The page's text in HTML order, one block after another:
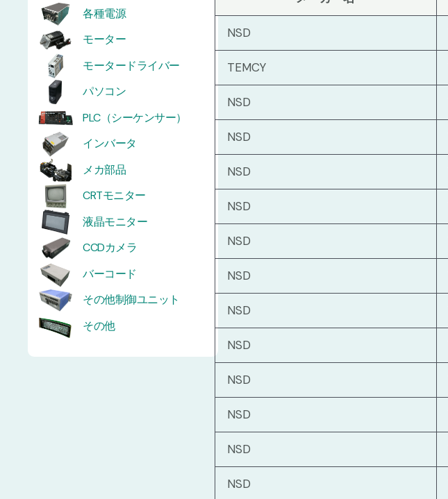
各種電源
モーター
モータードライバー
パソコン
PLC（シーケンサー）
インバータ
メカ部品
CRTモニター
液晶モニター
CCDカメラ
バーコード
その他制御ユニット
その他
NSD
TEMCY
NSD
NSD
NSD
NSD
NSD
NSD
NSD
NSD
NSD
NSD
NSD
NSD